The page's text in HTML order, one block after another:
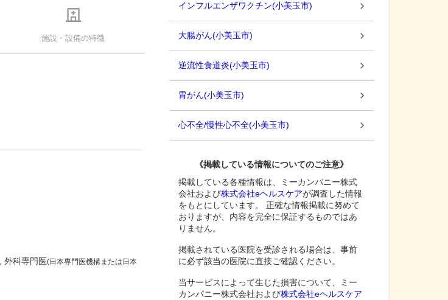
施設・設備の特徴
外科専門医(日本専門医機構または日本
インフルエンザワクチン(小美玉市)
大腸がん(小美玉市)
逆流性食道炎(小美玉市)
胃がん(小美玉市)
心不全/慢性心不全(小美玉市)
《掲載している情報についてのご注意》
掲載している各種情報は、ミーカンパニー株式
会社および株式会社eヘルスケアが調査した情報
をもとにしています。 正確な情報掲載に努めて
おりますが、内容を完全に保証するものではあ
りません。
掲載されている医院を受診される場合は、事前
に必ず該当の医院に直接ご確認ください。
当サービスによって生じた損害について、ミー
カンパニー株式会社および株式会社eヘルスケア